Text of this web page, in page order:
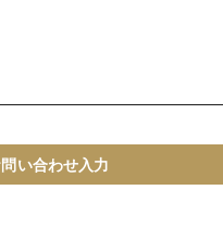
い合わせ入力